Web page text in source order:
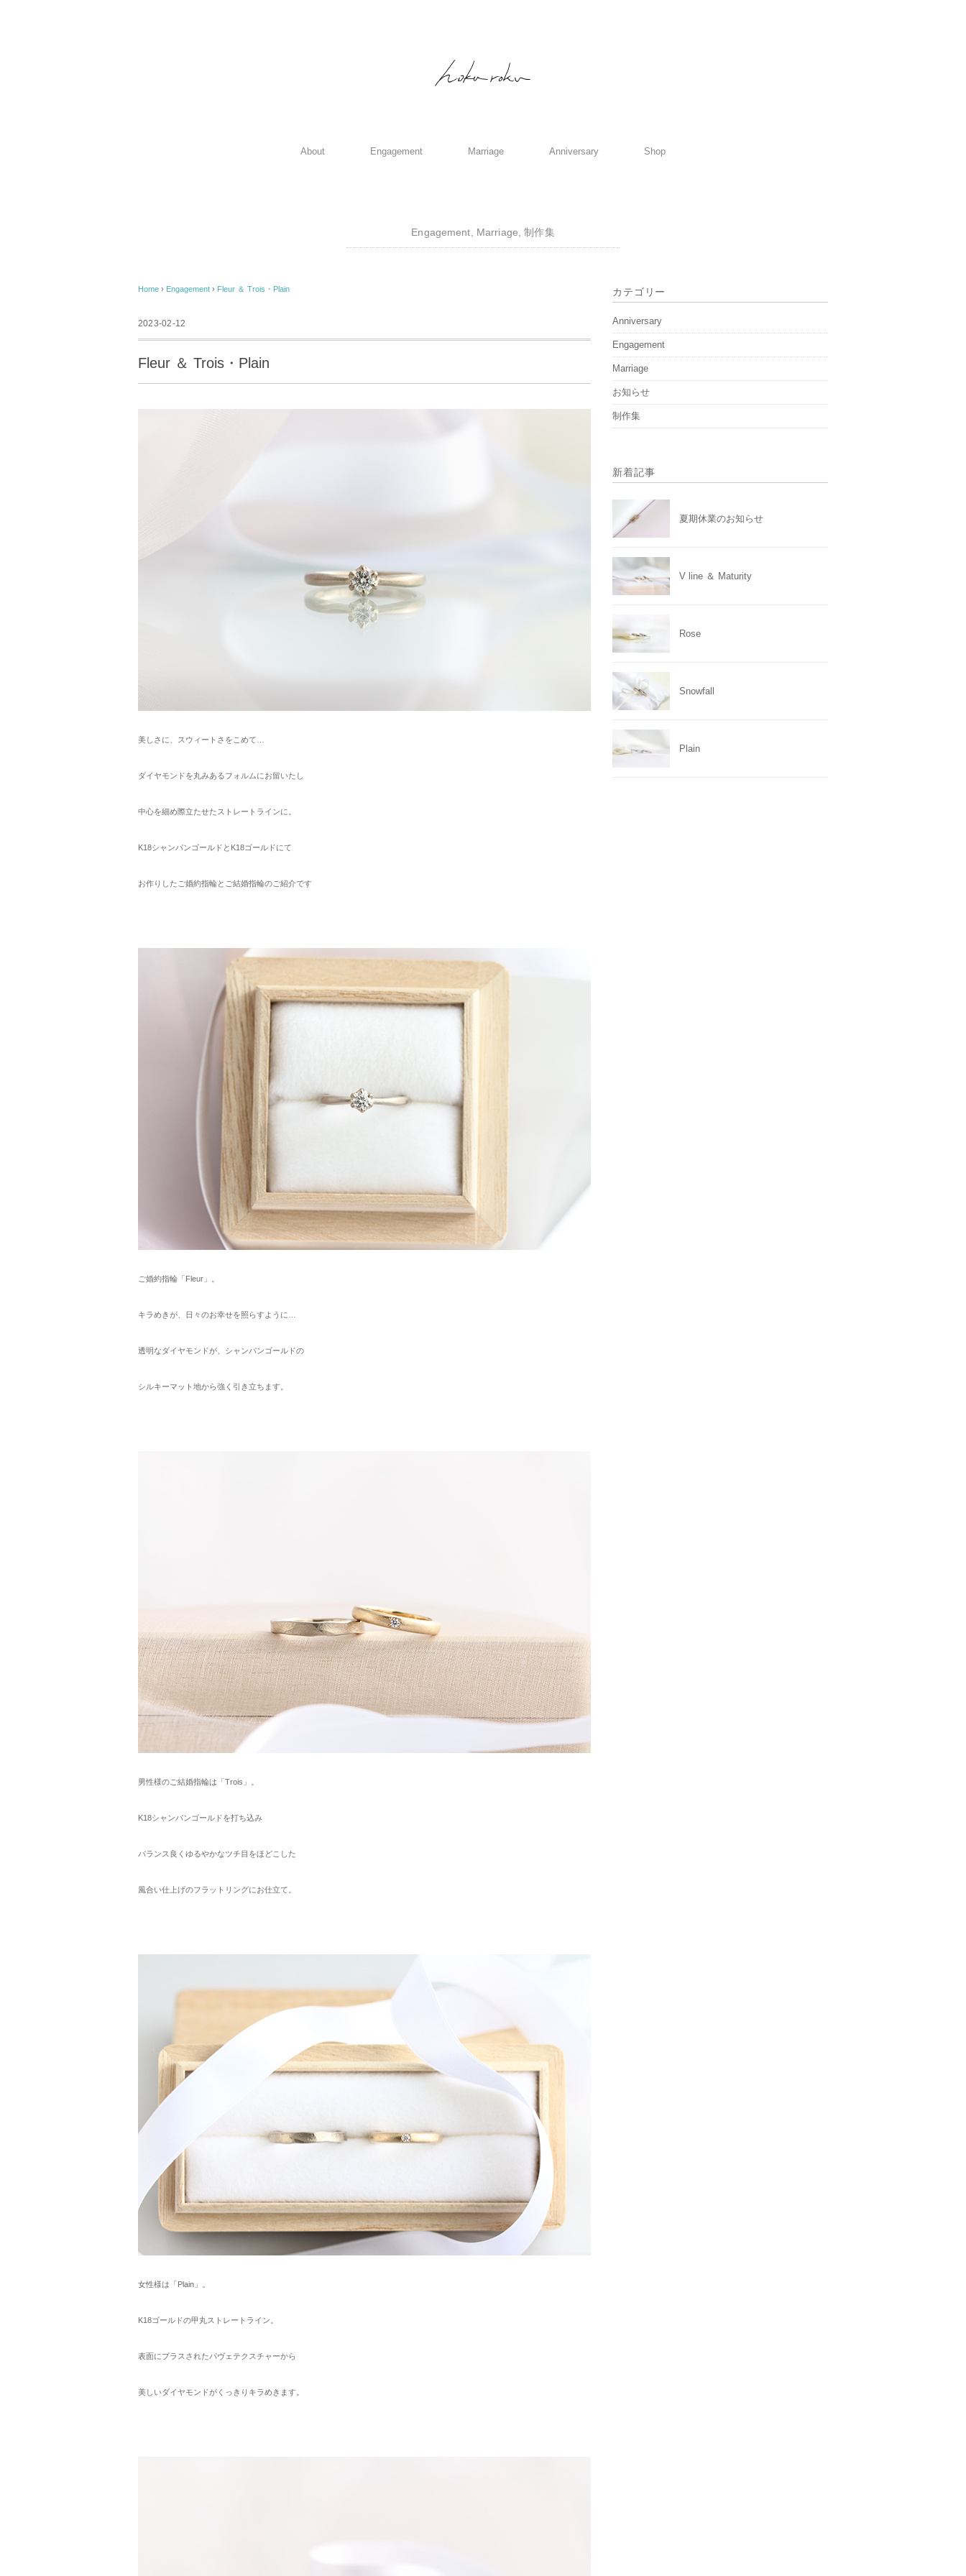
About Engagement Marriage Anniversary Shop
Engagement Marriage ,制作集
Home › Engagement › Fleur ＆ Trois・Plain
2023-02-12
Fleur ＆ Trois・Plain
美しさに、スウィートさをこめて…
ダイヤモンドを丸みあるフォルムにお留いたし
中心を細め際立たせたストレートラインに。
K18シャンパンゴールドとK18ゴールドにて
お作りしたご婚約指輪とご結婚指輪のご紹介です
ご婚約指輪「Fleur」。
キラめきが、日々のお幸せを照らすように…
透明なダイヤモンドが、シャンパンゴールドの
シルキーマット地から強く引き立ちます。
男性様のご結婚指輪は「Trois」。
K18シャンパンゴールドを打ち込み
バランス良くゆるやかなツチ目をほどこした
風合い仕上げのフラットリングにお仕立て。
女性様は「Plain」。
K18ゴールドの甲丸ストレートライン。
表面にプラスされたパヴェテクスチャーから
美しいダイヤモンドがくっきりキラめきます。
カテゴリー
Anniversary
Engagement
Marriage
お知らせ
制作集
新着記事
夏期休業のお知らせ
V line ＆ Maturity
Rose
Snowfall
Plain